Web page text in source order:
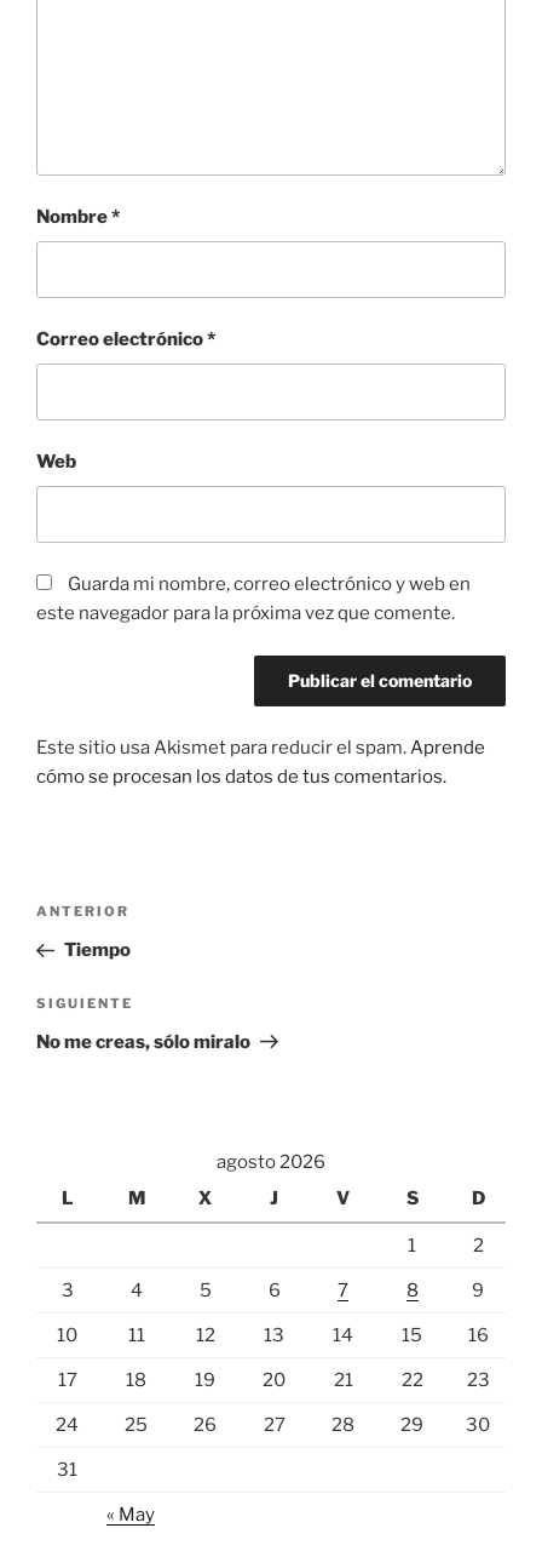
Nombre*
Correo electrónico*
Web
Guarda mi nombre, correo electrónico y web en
este navegador para la próxima vez que comente.
Este sitio usa Akismet para reducir el spam.Aprende
cómo se procesan los datos de tus comentarios.
Navegación
entradas
Entrada
anterior:
ANTERIOR
Tiempo
Siguiente
entrada
SIGUIENTE
No me creas, sólo miralo
agosto 2026
L
M X J V S D
1 2
3 4 5 6 7 8 9
10 11 12 13 14 15 16
17 18 19 20 21 22 23
24 25 26 27 28 29 30
31
« May